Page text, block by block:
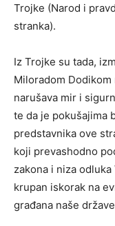
Trojke (Narod i
stranka).
Iz Trojke su tada,
Miloradom
narušava mir i
te da je pokušajima
predstavnika ove
koji prevashodno
zakona i niza
krupan iskorak na
građana naše